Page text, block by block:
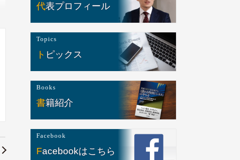
代表プロフィール
Topics
トピックス
Books
書籍紹介
Facebook
Facebookはこちら